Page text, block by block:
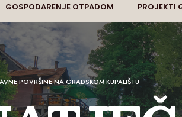
GOSPODARENJE OTPADOM PROJEKTI
POVRŠINE NA GRADSKOM KUPALIŠTU